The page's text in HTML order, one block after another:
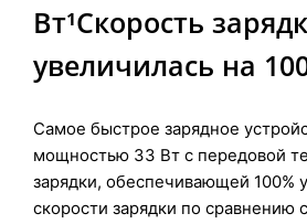
Вт¹Скорость
увеличилась на
Самое быстрое зарядное
мощностью 33 Вт с передовой
зарядки, обеспечивающей 100%
скорости зарядки по